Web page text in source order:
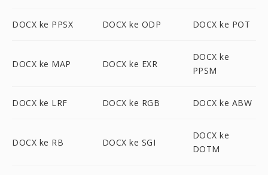
DOCX ke PPSX DOCX ke ODP DOCX ke POT
DOCX ke MAP DOCX ke EXR
DOCX ke
PPSM
DOCX ke LRF DOCX ke RGB DOCX ke ABW
DOCX ke RB DOCX ke SGI
DOCX ke
DOTM